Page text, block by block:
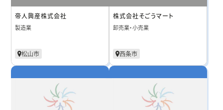
帝人興産株式会社
製造業
松山市
株式会社そごうマート
卸売業・小売業
西条市